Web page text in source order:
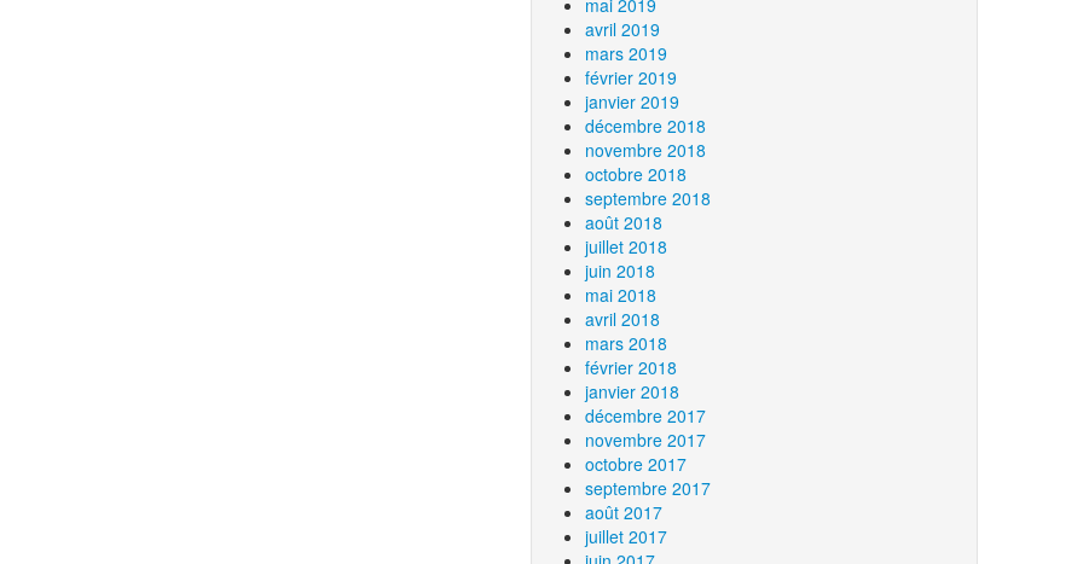
mai 2019
avril 2019
mars 2019
février 2019
janvier 2019
décembre 2018
novembre 2018
octobre 2018
septembre 2018
août 2018
juillet 2018
juin 2018
mai 2018
avril 2018
mars 2018
février 2018
janvier 2018
décembre 2017
novembre 2017
octobre 2017
septembre 2017
août 2017
juillet 2017